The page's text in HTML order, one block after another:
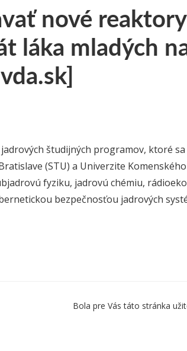
nové
láka mladých
študijných programov, ktoré
(STU) a Univerzite
fyziku, jadrovú chémiu,
bezpečnosťou jadrových
Bola pre Vás táto stránka